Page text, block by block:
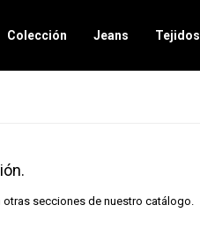
Colección Jeans Tejidos
secciones de nuestro catálogo.